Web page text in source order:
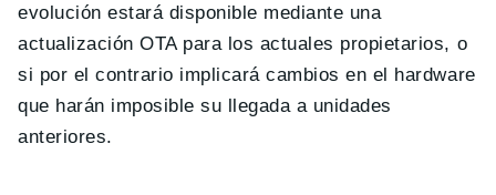
evolución estará disponible mediante una
actualización OTA para los actuales propietarios, o
si por el contrario implicará cambios en el hardware
que harán imposible su llegada a unidades
anteriores.